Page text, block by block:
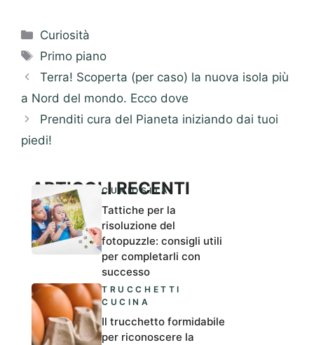
Categorie
Curiosità
Tag
Primo piano
Terra! Scoperta (per caso) la nuova isola più
a Nord del mondo. Ecco dove
Prenditi cura del Pianeta iniziando dai tuoi
piedi!
ARTICOLI RECENTI
CURIOSITÀ
Tattiche per la
risoluzione del
fotopuzzle: consigli utili
per completarli con
successo
TRUCCHETTI
CUCINA
Il trucchetto formidabile
per riconoscere la